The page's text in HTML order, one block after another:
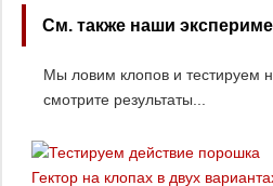
См. также наши
Мы ловим клопов и тестируем
смотрите результаты...